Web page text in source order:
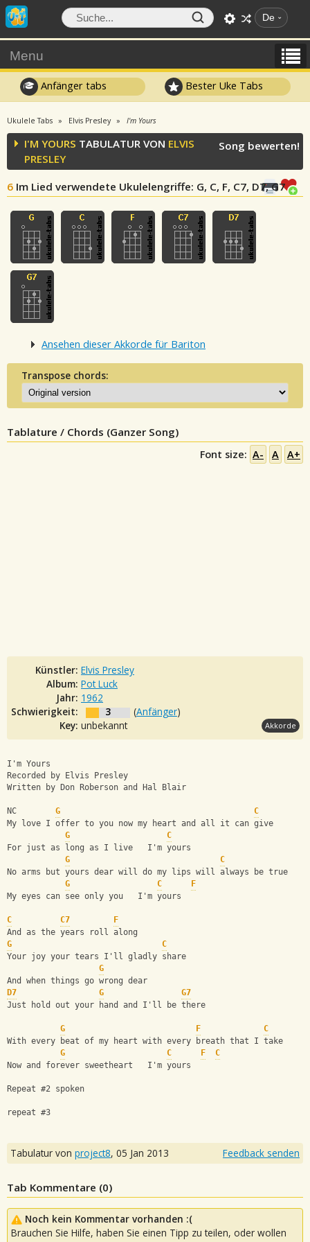
De
Menu
Anfänger tabs Bester Uke Tabs
Ukulele Tabs Elvis Presley I'm Yours
I'M YOURS TABULATUR VON ELVIS
PRESLEY
6 Im Lied verwendete Ukulelengriffe: G, C, F, C7, D7, G7
Song bewerten!
Ansehen dieser Akkorde für Bariton
Transpose chords:
Tablature / Chords (Ganzer Song)
Font size: A- A A+
Künstler: Elvis Presley
Album: Pot Luck
Jahr: 1962
Schwierigkeit:
3 (Anfänger)
Key: unbekannt Akkorde
I'm Yours
Recorded by Elvis Presley
Written by Don Roberson and Hal Blair
NC G
C
My love I offer to you now my heart and all it can give
G
C
For just as long as I live   I'm yours
G
C
No arms but yours dear will do my lips will always be true
G
C
F
My eyes can see only you   I'm yours
C C7
F
And as the years roll along
G
C
Your joy your tears I'll gladly share
G
And when things go wrong dear
D7
G
G7
Just hold out your hand and I'll be there
G F
C
With every beat of my heart with every breath that I take
G
C F
C
Now and forever sweetheart   I'm yours
Repeat #2 spoken
repeat #3
Tabulatur von project8, 05 Jan 2013 Feedback senden
Tab Kommentare (0)
Noch kein Kommentar vorhanden :(
Brauchen Sie Hilfe, haben Sie einen Tipp zu teilen, oder wollen